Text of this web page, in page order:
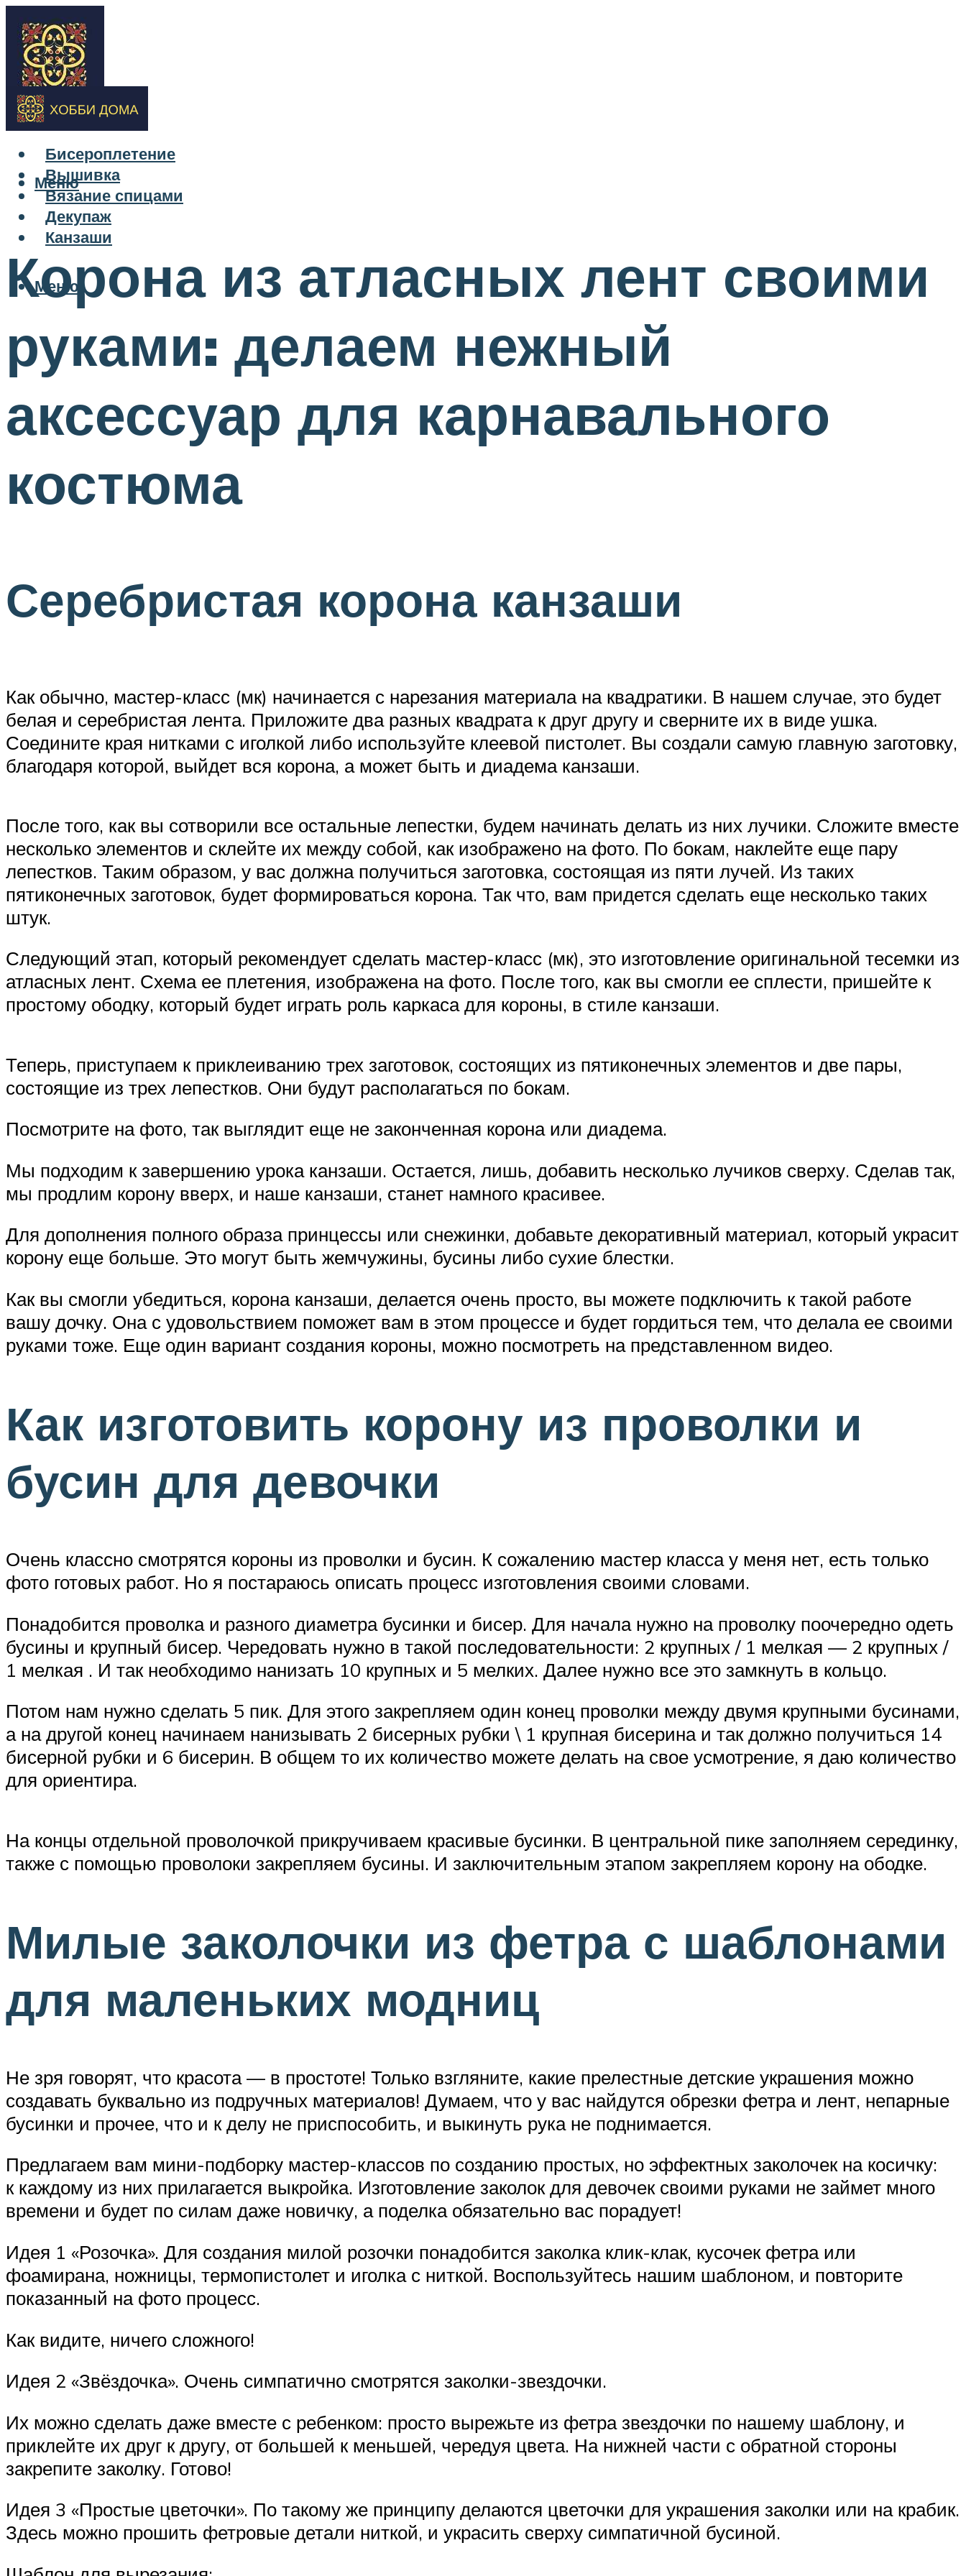
Бисероплетение
Вышивка
Вязание спицами
Декупаж
Канзаши
Меню
Меню
Корона из атласных лент своими
руками: делаем нежный
аксессуар для карнавального
костюма
Серебристая корона канзаши
Как обычно, мастер-класс (мк) начинается с нарезания материала на квадратики. В нашем случае, это будет
белая и серебристая лента. Приложите два разных квадрата к друг другу и сверните их в виде ушка.
Соедините края нитками с иголкой либо используйте клеевой пистолет. Вы создали самую главную заготовку,
благодаря которой, выйдет вся корона, а может быть и диадема канзаши.
После того, как вы сотворили все остальные лепестки, будем начинать делать из них лучики. Сложите вместе
несколько элементов и склейте их между собой, как изображено на фото. По бокам, наклейте еще пару
лепестков. Таким образом, у вас должна получиться заготовка, состоящая из пяти лучей. Из таких
пятиконечных заготовок, будет формироваться корона. Так что, вам придется сделать еще несколько таких
штук.
Следующий этап, который рекомендует сделать мастер-класс (мк), это изготовление оригинальной тесемки из
атласных лент. Схема ее плетения, изображена на фото. После того, как вы смогли ее сплести, пришейте к
простому ободку, который будет играть роль каркаса для короны, в стиле канзаши.
Теперь, приступаем к приклеиванию трех заготовок, состоящих из пятиконечных элементов и две пары,
состоящие из трех лепестков. Они будут располагаться по бокам.
Посмотрите на фото, так выглядит еще не законченная корона или диадема.
Мы подходим к завершению урока канзаши. Остается, лишь, добавить несколько лучиков сверху. Сделав так,
мы продлим корону вверх, и наше канзаши, станет намного красивее.
Для дополнения полного образа принцессы или снежинки, добавьте декоративный материал, который украсит
корону еще больше. Это могут быть жемчужины, бусины либо сухие блестки.
Как вы смогли убедиться, корона канзаши, делается очень просто, вы можете подключить к такой работе
вашу дочку. Она с удовольствием поможет вам в этом процессе и будет гордиться тем, что делала ее своими
руками тоже. Еще один вариант создания короны, можно посмотреть на представленном видео.
Как изготовить корону из проволки и
бусин для девочки
Очень классно смотрятся короны из проволки и бусин. К сожалению мастер класса у меня нет, есть только
фото готовых работ. Но я постараюсь описать процесс изготовления своими словами.
Понадобится проволка и разного диаметра бусинки и бисер. Для начала нужно на проволку поочередно одеть
бусины и крупный бисер. Чередовать нужно в такой последовательности: 2 крупных / 1 мелкая — 2 крупных /
1 мелкая . И так необходимо нанизать 10 крупных и 5 мелких. Далее нужно все это замкнуть в кольцо.
Потом нам нужно сделать 5 пик. Для этого закрепляем один конец проволки между двумя крупными бусинами,
а на другой конец начинаем нанизывать 2 бисерных рубки \ 1 крупная бисерина и так должно получиться 14
бисерной рубки и 6 бисерин. В общем то их количество можете делать на свое усмотрение, я даю количество
для ориентира.
На концы отдельной проволочкой прикручиваем красивые бусинки. В центральной пике заполняем серединку,
также с помощью проволоки закрепляем бусины. И заключительным этапом закрепляем корону на ободке.
Милые заколочки из фетра с шаблонами
для маленьких модниц
Не зря говорят, что красота — в простоте! Только взгляните, какие прелестные детские украшения можно
создавать буквально из подручных материалов! Думаем, что у вас найдутся обрезки фетра и лент, непарные
бусинки и прочее, что и к делу не приспособить, и выкинуть рука не поднимается.
Предлагаем вам мини-подборку мастер-классов по созданию простых, но эффектных заколочек на косичку:
к каждому из них прилагается выкройка. Изготовление заколок для девочек своими руками не займет много
времени и будет по силам даже новичку, а поделка обязательно вас порадует!
Идея 1 «Розочка». Для создания милой розочки понадобится заколка клик-клак, кусочек фетра или
фоамирана, ножницы, термопистолет и иголка с ниткой. Воспользуйтесь нашим шаблоном, и повторите
показанный на фото процесс.
Как видите, ничего сложного!
Идея 2 «Звёздочка». Очень симпатично смотрятся заколки-звездочки.
Их можно сделать даже вместе с ребенком: просто вырежьте из фетра звездочки по нашему шаблону, и
приклейте их друг к другу, от большей к меньшей, чередуя цвета. На нижней части с обратной стороны
закрепите заколку. Готово!
Идея 3 «Простые цветочки». По такому же принципу делаются цветочки для украшения заколки или на крабик.
Здесь можно прошить фетровые детали ниткой, и украсить сверху симпатичной бусиной.